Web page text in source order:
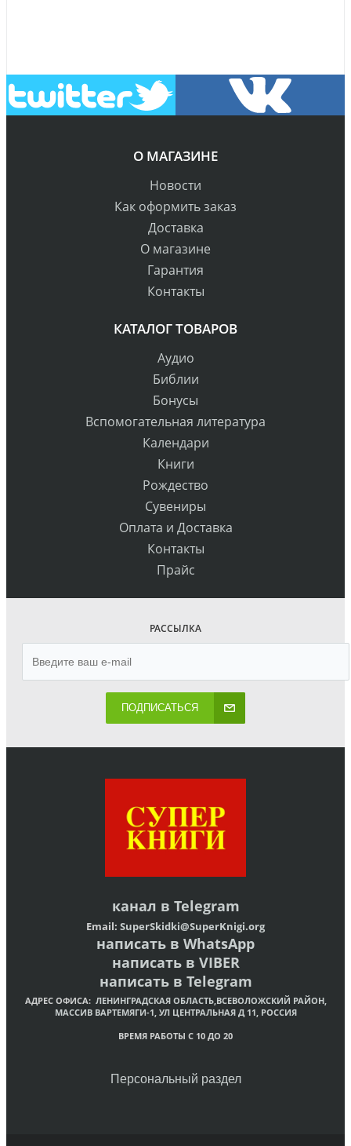
О МАГАЗИНЕ
Новости
Как оформить заказ
Доставка
О магазине
Гарантия
Контакты
КАТАЛОГ ТОВАРОВ
Аудио
Библии
Бонусы
Вспомогательная литература
Календари
Книги
Рождество
Сувениры
Оплата и Доставка
Контакты
Прайс
РАССЫЛКА
ПОДПИСАТЬСЯ
канал в Telegram
Email: SuperSkidki@SuperKnigi.org
написать в WhatsApp
написать в VIBER
написать в Telegram
АДРЕС ОФИСА: ЛЕНИНГРАДСКАЯ ОБЛАСТЬ,ВСЕВОЛОЖСКИЙ РАЙОН,
МАССИВ ВАРТЕМЯГИ-1, УЛ ЦЕНТРАЛЬНАЯ Д 11, РОССИЯ
ВРЕМЯ РАБОТЫ С 10 ДО 20
Персональный раздел